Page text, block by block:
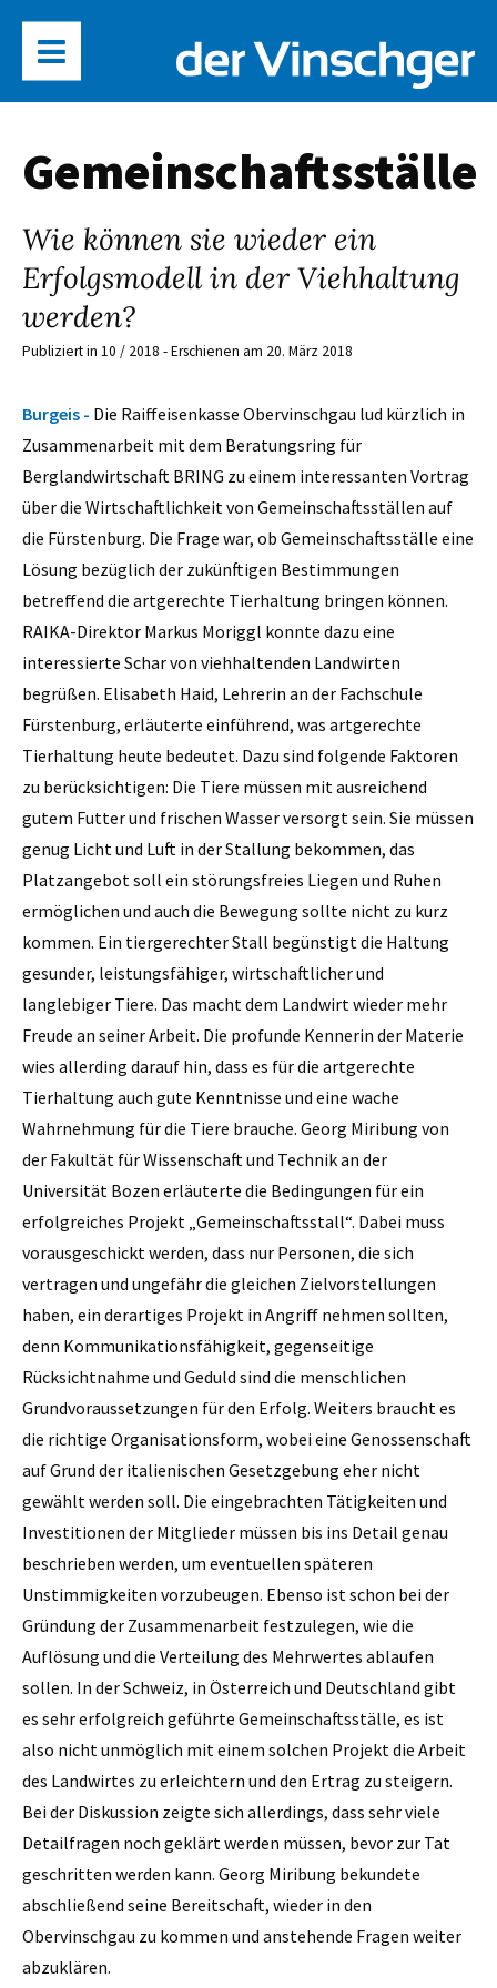
Gemeinschaftsställe
Wie können sie wieder ein
Erfolgsmodell in der Viehhaltung
werden?
Publiziert in 10 / 2018 - Erschienen am 20. März 2018
Burgeis - Die Raiffeisenkasse Obervinschgau lud kürzlich in
Zusammenarbeit mit dem Beratungsring für
Berglandwirtschaft BRING zu einem interessanten Vortrag
über die Wirtschaftlichkeit von Gemeinschaftsställen auf
die Fürstenburg. Die Frage war, ob Gemeinschaftsställe eine
Lösung bezüglich der zukünftigen Bestimmungen
betreffend die artgerechte Tierhaltung bringen können.
RAIKA-Direktor Markus Moriggl konnte dazu eine
interessierte Schar von viehhaltenden Landwirten
begrüßen. Elisabeth Haid, Lehrerin an der Fachschule
Fürstenburg, erläuterte einführend, was artgerechte
Tierhaltung heute bedeutet. Dazu sind folgende Faktoren
zu berücksichtigen: Die Tiere müssen mit ausreichend
gutem Futter und frischen Wasser versorgt sein. Sie müssen
genug Licht und Luft in der Stallung bekommen, das
Platzangebot soll ein störungsfreies Liegen und Ruhen
ermöglichen und auch die Bewegung sollte nicht zu kurz
kommen. Ein tiergerechter Stall begünstigt die Haltung
gesunder, leistungsfähiger, wirtschaftlicher und
langlebiger Tiere. Das macht dem Landwirt wieder mehr
Freude an seiner Arbeit. Die profunde Kennerin der Materie
wies allerding darauf hin, dass es für die artgerechte
Tierhaltung auch gute Kenntnisse und eine wache
Wahrnehmung für die Tiere brauche. Georg Miribung von
der Fakultät für Wissenschaft und Technik an der
Universität Bozen erläuterte die Bedingungen für ein
erfolgreiches Projekt „Gemeinschaftsstall“. Dabei muss
vorausgeschickt werden, dass nur Personen, die sich
vertragen und ungefähr die gleichen Zielvorstellungen
haben, ein derartiges Projekt in Angriff nehmen sollten,
denn Kommunikationsfähigkeit, gegenseitige
Rücksichtnahme und Geduld sind die menschlichen
Grundvoraussetzungen für den Erfolg. Weiters braucht es
die richtige Organisationsform, wobei eine Genossenschaft
auf Grund der italienischen Gesetzgebung eher nicht
gewählt werden soll. Die eingebrachten Tätigkeiten und
Investitionen der Mitglieder müssen bis ins Detail genau
beschrieben werden, um eventuellen späteren
Unstimmigkeiten vorzubeugen. Ebenso ist schon bei der
Gründung der Zusammenarbeit festzulegen, wie die
Auflösung und die Verteilung des Mehrwertes ablaufen
sollen. In der Schweiz, in Österreich und Deutschland gibt
es sehr erfolgreich geführte Gemeinschaftsställe, es ist
also nicht unmöglich mit einem solchen Projekt die Arbeit
des Landwirtes zu erleichtern und den Ertrag zu steigern.
Bei der Diskussion zeigte sich allerdings, dass sehr viele
Detailfragen noch geklärt werden müssen, bevor zur Tat
geschritten werden kann. Georg Miribung bekundete
abschließend seine Bereitschaft, wieder in den
Obervinschgau zu kommen und anstehende Fragen weiter
abzuklären.